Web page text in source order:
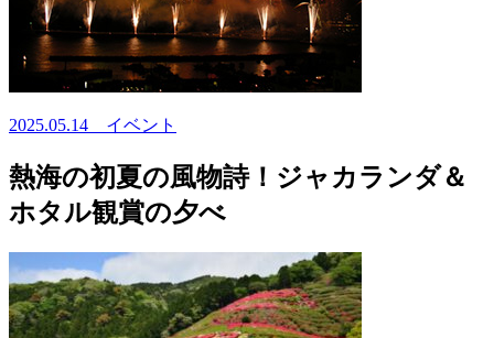
2025.05.14 イベント
熱海の初夏の風物詩！ジャカランダ＆
ホタル観賞の夕べ